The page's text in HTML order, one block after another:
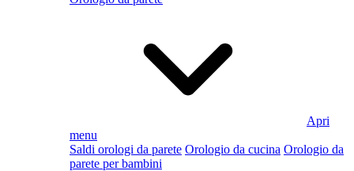
Apri
menu
Saldi orologi da parete Orologio da cucina Orologio da
parete per bambini